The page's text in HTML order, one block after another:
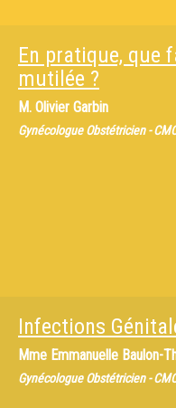
En pratique, que
mutilée ?
M. Olivier Garbin
Gynécologue Obstétricien -
Infections
Mme Emmanuelle Baulon-
Gynécologue Obstétricien -